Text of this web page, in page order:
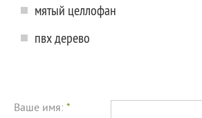
мятый целлофан
пвх дерево
Ваше имя: *